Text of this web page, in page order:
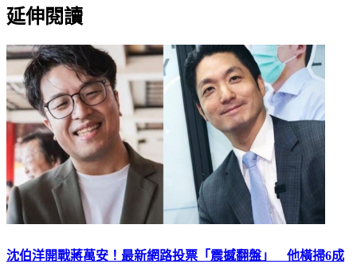
延伸閱讀
沈伯洋開戰蔣萬安！最新網路投票「震撼翻盤」 他橫掃6成